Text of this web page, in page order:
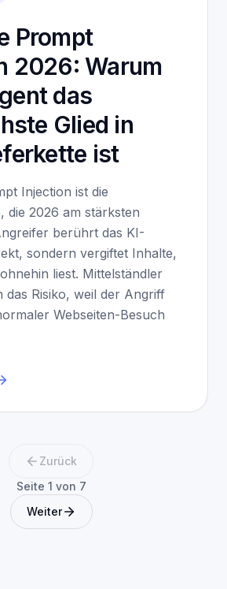
Prompt
2026: Warum
das
Glied in
ist
Injection ist die
die 2026 am stärksten
berührt das KI-
sondern vergiftet Inhalte,
liest. Mittelständler
das Risiko, weil der Angriff
Webseiten-Besuch
Zurück
Seite 1 von 7
Weiter